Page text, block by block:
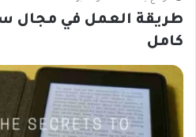
طريقة العمل في مجال
كامل